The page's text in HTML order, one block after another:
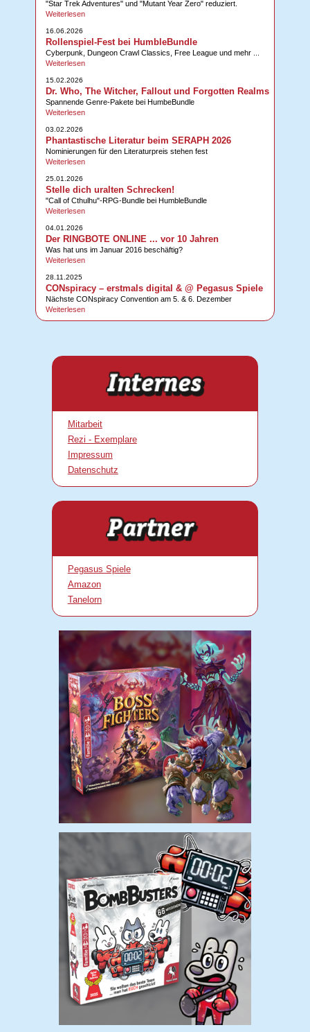
"Star Trek Adventures" und "Mutant Year Zero" reduziert.
Weiterlesen
16.06.2026
Rollenspiel-Fest bei HumbleBundle
Cyberpunk, Dungeon Crawl Classics, Free League und mehr ...
Weiterlesen
15.02.2026
Dr. Who, The Witcher, Fallout und Forgotten Realms
Spannende Genre-Pakete bei HumbeBundle
Weiterlesen
03.02.2026
Phantastische Literatur beim SERAPH 2026
Nominierungen für den Literaturpreis stehen fest
Weiterlesen
25.01.2026
Stelle dich uralten Schrecken!
"Call of Cthulhu"-RPG-Bundle bei HumbleBundle
Weiterlesen
04.01.2026
Der RINGBOTE ONLINE ... vor 10 Jahren
Was hat uns im Januar 2016 beschäftig?
Weiterlesen
28.11.2025
CONspiracy – erstmals digital & @ Pegasus Spiele
Nächste CONspiracy Convention am 5. & 6. Dezember
Weiterlesen
Mitarbeit
Rezi - Exemplare
Impressum
Datenschutz
Pegasus Spiele
Amazon
Tanelorn